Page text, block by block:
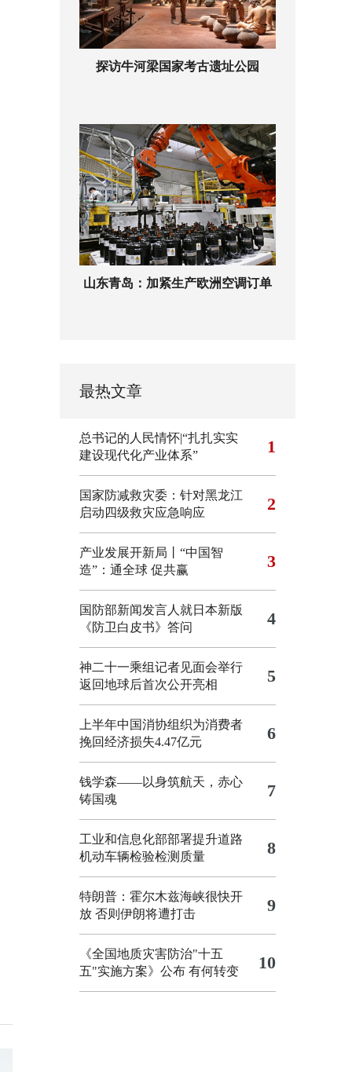
探访牛河梁国家考古遗址公园
山东青岛：加紧生产欧洲空调订单
最热文章
总书记的人民情怀|“扎扎实实
建设现代化产业体系”
1
国家防减救灾委：针对黑龙江
启动四级救灾应急响应
2
产业发展开新局丨“中国智
造”：通全球 促共赢
3
国防部新闻发言人就日本新版
《防卫白皮书》答问
4
神二十一乘组记者见面会举行
返回地球后首次公开亮相
5
上半年中国消协组织为消费者
挽回经济损失4.47亿元
6
钱学森——以身筑航天，赤心
铸国魂
7
工业和信息化部部署提升道路
机动车辆检验检测质量
8
特朗普：霍尔木兹海峡很快开
放 否则伊朗将遭打击
9
《全国地质灾害防治"十五
五"实施方案》公布 有何转变
10